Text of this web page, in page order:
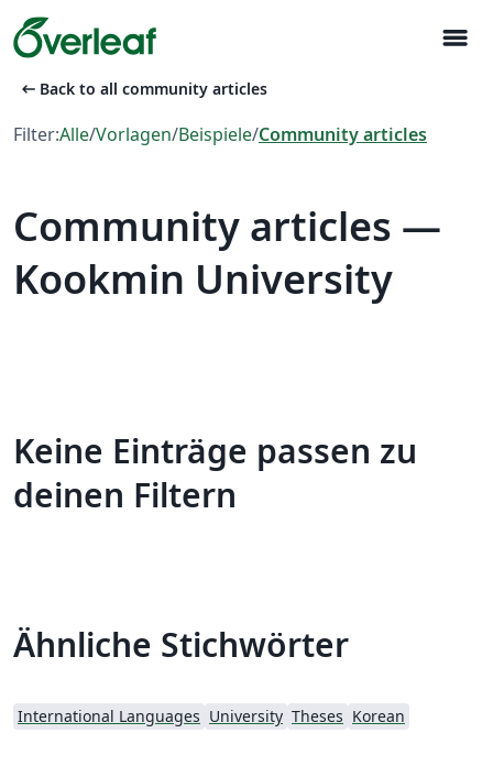
menu
arrow_left_alt Back to all community articles
Filter:Alle/Vorlagen/Beispiele/Community articles
Community articles —
Kookmin University
Keine Einträge passen zu
deinen Filtern
Ähnliche Stichwörter
International Languages University Theses Korean